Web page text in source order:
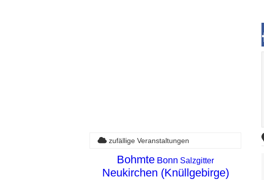
zufällige Veranstaltungen
Bohmte Bonn Salzgitter
Neukirchen (Knüllgebirge)